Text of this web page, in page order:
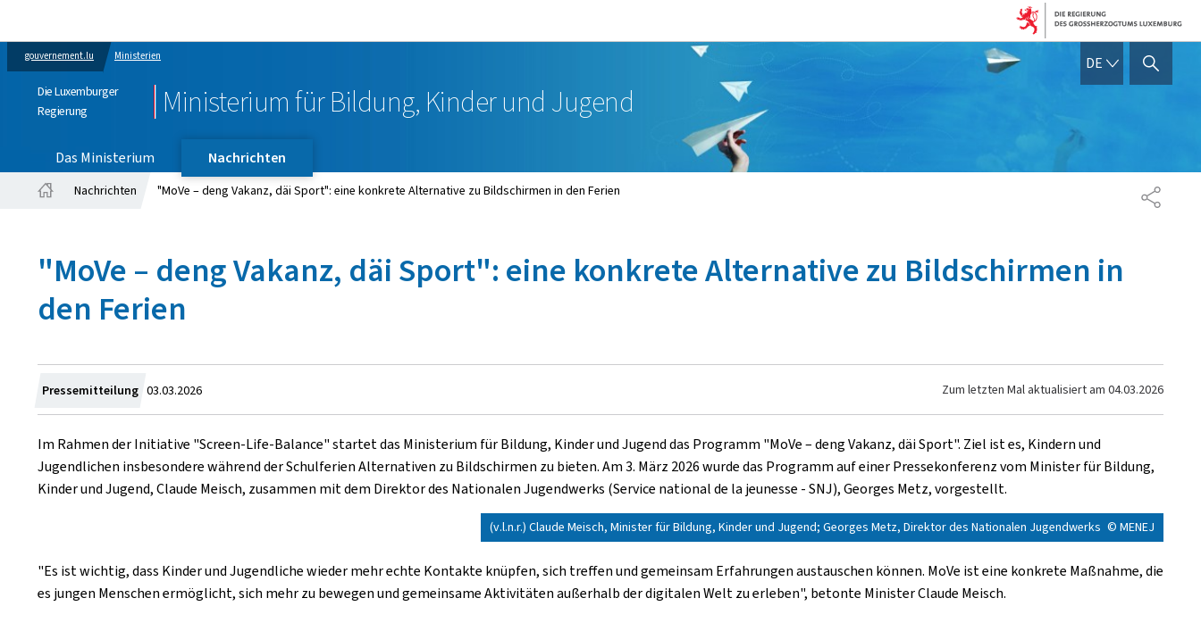
gouvernement.lu Ministerien
Die Luxemburger
Regierung
Ministerium für Bildung, Kinder und Jugend
DE DEUTSCH
SUCHFLED ANZEIGEN /
Das Ministerium
Nachrichten
TEILEN
Nachrichten "MoVe – deng Vakanz, däi Sport": eine konkrete Alternative zu Bildschirmen in den Ferien
"MoVe – deng Vakanz, däi Sport": eine konkrete Alternative zu Bildschirmen in
den Ferien
Pressemitteilung Zum
03.03.2026 Zum letzten Mal aktualisiert am 04.03.2026
Im Rahmen der Initiative "Screen-Life-Balance" startet das Ministerium für Bildung, Kinder und Jugend das Programm "MoVe – deng Vakanz, däi Sport". Ziel ist es, Kindern und
Jugendlichen insbesondere während der Schulferien Alternativen zu Bildschirmen zu bieten. Am 3. März 2026 wurde das Programm auf einer Pressekonferenz vom Minister für Bildung,
Kinder und Jugend, Claude Meisch, zusammen mit dem Direktor des Nationalen Jugendwerks (Service national de la jeunesse - SNJ), Georges Metz, vorgestellt.
(v.l.n.r.) Claude Meisch, Minister für Bildung, Kinder und Jugend; Georges Metz, Direktor des Nationalen Jugendwerks © MENEJ
"Es ist wichtig, dass Kinder und Jugendliche wieder mehr echte Kontakte knüpfen, sich treffen und gemeinsam Erfahrungen austauschen können. MoVe ist eine konkrete Maßnahme, die
es jungen Menschen ermöglicht, sich mehr zu bewegen und gemeinsame Aktivitäten außerhalb der digitalen Welt zu erleben", betonte Minister Claude Meisch.